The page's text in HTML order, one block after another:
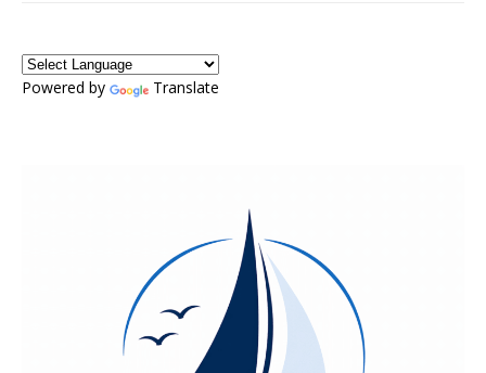
Powered by Translate